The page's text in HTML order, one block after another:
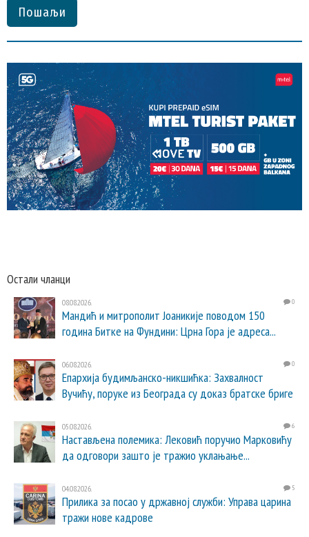
Пошаљи
Остали чланци
08.08.2026. 0
Мандић и митрополит Јоаникије поводом 150
година Битке на Фундини: Црна Гора је адреса...
06.08.2026. 0
Епархија будимљанско-никшићка: Захвалност
Вучићу, поруке из Београда су доказ братске бриге
05.08.2026. 6
Настављена полемика: Лековић поручио Марковићу
да одговори зашто је тражио уклањање...
04.08.2026. 5
Прилика за посао у државној служби: Управа царина
тражи нове кадрове